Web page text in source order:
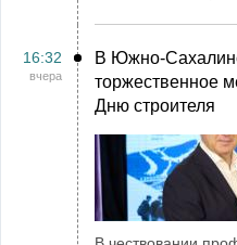
16:32
вчера
В Южно-
торжественное
Дню строителя